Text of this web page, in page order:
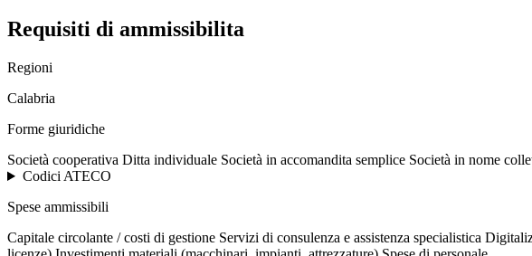
Requisiti di ammissibilita
Regioni
Calabria
Forme giuridiche
Società cooperativa Ditta individuale Società in accomandita semplice Società in nome
Codici ATECO
Spese ammissibili
Capitale circolante / costi di gestione Servizi di consulenza e assistenza specialistica